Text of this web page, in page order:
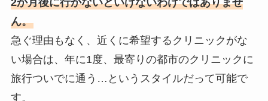
2か月後に行かないといけないわけではありませ
ん。
急ぐ理由もなく、近くに希望するクリニックがな
い場合は、年に1度、最寄りの都市のクリニックに
旅行ついでに通う…というスタイルだって可能で
す。